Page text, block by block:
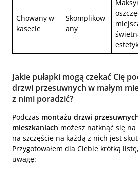
Chowany w
kasecie
Skomplikow
any
Jakie pułapki mogą czekać Cię
drzwi przesuwnych w małym
z nimi poradzić?
Podczas montażu drzwi
mieszkaniach możesz natknąć się
na szczęście na każdą z nich jest
Przygotowałem dla Ciebie krótką
uwagę: